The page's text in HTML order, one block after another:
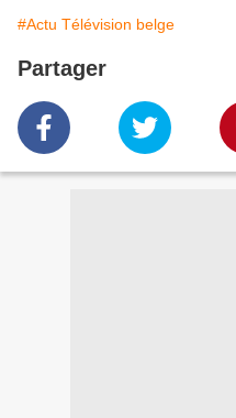
#Actu Télévision belge
Partager